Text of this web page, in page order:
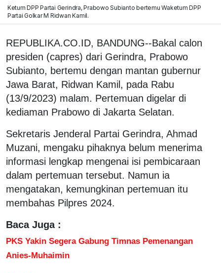
Ketum DPP Partai Gerindra, Prabowo Subianto bertemu Waketum DPP
Partai Golkar M Ridwan Kamil.
REPUBLIKA.CO.ID, BANDUNG--Bakal calon
presiden (capres) dari Gerindra, Prabowo
Subianto, bertemu dengan mantan gubernur
Jawa Barat, Ridwan Kamil, pada Rabu
(13/9/2023) malam. Pertemuan digelar di
kediaman Prabowo di Jakarta Selatan.
Sekretaris Jenderal Partai Gerindra, Ahmad
Muzani, mengaku pihaknya belum menerima
informasi lengkap mengenai isi pembicaraan
dalam pertemuan tersebut. Namun ia
mengatakan, kemungkinan pertemuan itu
membahas Pilpres 2024.
Baca Juga :
PKS Yakin Segera Gabung Timnas Pemenangan
Anies-Muhaimin